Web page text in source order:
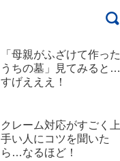
「母親がふざけて作った
うちの墓」見てみると…
すげえええ！
クレーム対応がすごく上
手い人にコツを聞いた
ら…なるほど！